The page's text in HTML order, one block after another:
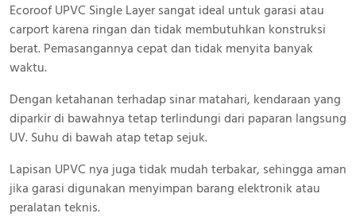
Ecoroof UPVC Single Layer sangat ideal untuk garasi atau
carport karena ringan dan tidak membutuhkan konstruksi
berat. Pemasangannya cepat dan tidak menyita banyak
waktu.
Dengan ketahanan terhadap sinar matahari, kendaraan yang
diparkir di bawahnya tetap terlindungi dari paparan langsung
UV. Suhu di bawah atap tetap sejuk.
Lapisan UPVC nya juga tidak mudah terbakar, sehingga aman
jika garasi digunakan menyimpan barang elektronik atau
peralatan teknis.